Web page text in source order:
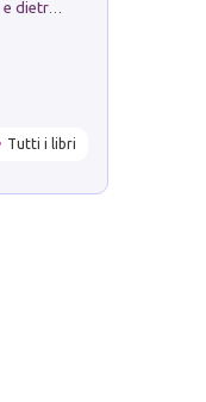
Tutti i libri